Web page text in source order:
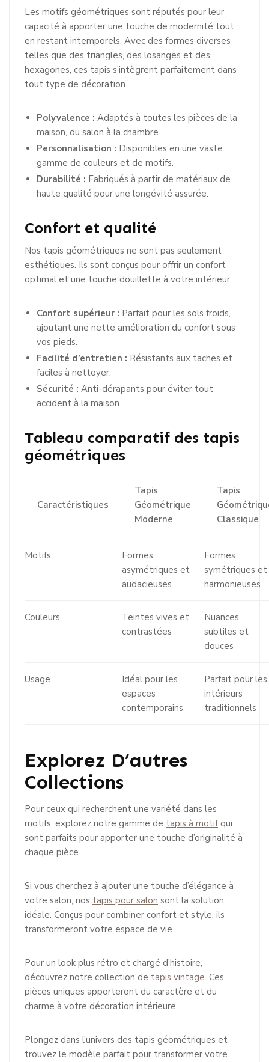
Les motifs géométriques sont réputés pour leur
capacité à apporter une touche de modernité tout
en restant intemporels. Avec des formes diverses
telles que des triangles, des losanges et des
hexagones, ces tapis s’intègrent parfaitement dans
tout type de décoration.
Polyvalence : Adaptés à toutes les pièces de la
maison, du salon à la chambre.
Personnalisation : Disponibles en une vaste
gamme de couleurs et de motifs.
Durabilité : Fabriqués à partir de matériaux de
haute qualité pour une longévité assurée.
Confort et qualité
Nos tapis géométriques ne sont pas seulement
esthétiques. Ils sont conçus pour offrir un confort
optimal et une touche douillette à votre intérieur.
Confort supérieur : Parfait pour les sols froids,
ajoutant une nette amélioration du confort sous
vos pieds.
Facilité d’entretien : Résistants aux taches et
faciles à nettoyer.
Sécurité : Anti-dérapants pour éviter tout
accident à la maison.
Tableau comparatif des tapis
géométriques
Caractéristiques
Tapis
Géométrique
Moderne
Tapis
Classique
Motifs
Formes
asymétriques et
audacieuses
Formes
symétriques et
harmonieuses
Couleurs
Teintes vives et
contrastées
Nuances
subtiles et
douces
Usage
Idéal pour les
espaces
contemporains
Parfait pour les
intérieurs
traditionnels
Explorez D’autres
Collections
Pour ceux qui recherchent une variété dans les
motifs, explorez notre gamme de tapis à motifqui
sont parfaits pour apporter une touche d’originalité à
chaque pièce.
Si vous cherchez à ajouter une touche d’élégance à
votre salon, nos tapis pour salon sont la solution
idéale. Conçus pour combiner confort et style, ils
transformeront votre espace de vie.
Pour un look plus rétro et chargé d’histoire,
découvrez notre collection de tapis vintage. Ces
pièces uniques apporteront du caractère et du
charme à votre décoration intérieure.
Plongez dans l’univers des tapis géométriques et
trouvez le modèle parfait pour transformer votre